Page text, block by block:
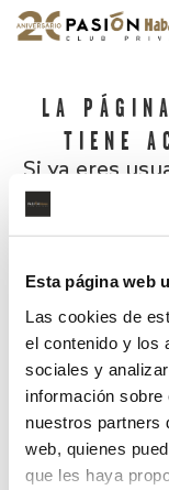
Esta página web
Las cookies de
el contenido y los
sociales y
información sobre
nuestros partners
web, quienes
que les haya
LA
TIENE
Si ya eres
¿Has olvidado tu